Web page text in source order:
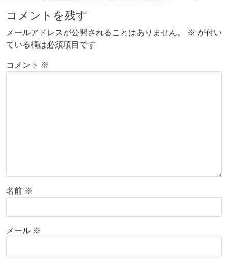
コメントを残す
メールアドレスが公開されることはありません。 ※ が付い
ている欄は必須項目です
コメント ※
名前 ※
メール ※